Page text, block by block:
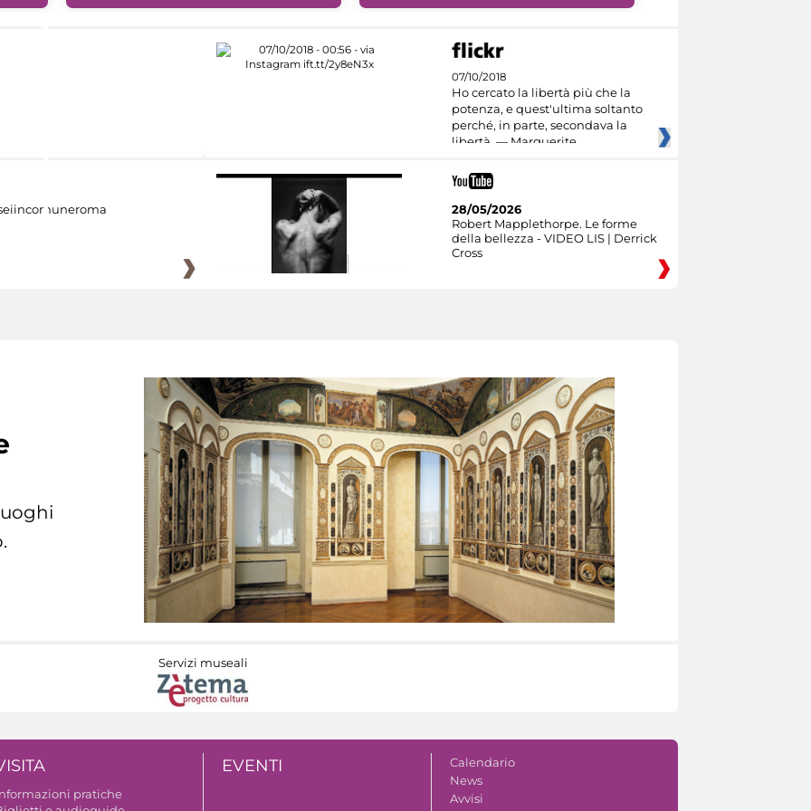
07/10/2018
Ho cercato la libertà più che la
potenza, e quest'ultima soltanto
perché, in parte, secondava la
libertà. — Marguerite
28/05/2026
Robert Mapplethorpe. Le forme
della bellezza - VIDEO LIS | Derrick
Cross
Servizi museali
pratiche
EVENTI
Calendario
News
Avvisi